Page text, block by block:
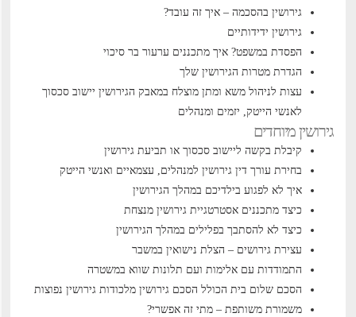
גירושין בהסכמה – איך זה עובד?
גירושין ידידותיים
הפסדת במשפט? איך מתכננים ערעור בר סיכוי
הגדרת מטרות הגירושין שלך
עצות לניהול משא ומתן מוצלח במאבק הגירושיןיישוב סכסוך
לאנשי הייטק, יזמים ומנהלים
גירושין מיוחדים
קיבלת בקשה ליישוב סכסוך או תביעת גירושין
בחירת עורך דין גירושין למנהלים, עצמאיים ואנשי הייטק
איך לא לפגוע בילדיכם במהלך הגירושין
כיצד מתכננים אסטרטגיית גירושין מנצחת
כיצד לא להסתבך בפלילים במהלך הגירושין
עצירת גירושים – הצלת נישואין במשבר
התמודדות עם אלימות ועם תלונות שווא במשטרה
הסכם שלום בית הכולל הסכם גירושיןמלכודות גירושין נפוצות
משמורת משותפת – מתי זה אפשרי?